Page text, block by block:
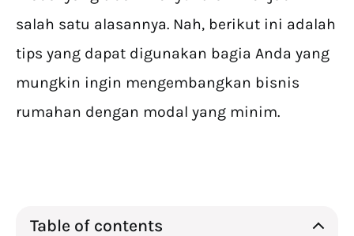
salah satu alasannya. Nah, berikut ini adalah
tips yang dapat digunakan bagia Anda yang
mungkin ingin mengembangkan bisnis
rumahan dengan modal yang minim.
Table of contents